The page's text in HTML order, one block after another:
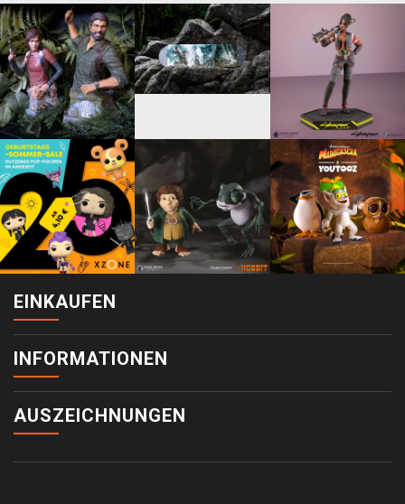
EINKAUFEN
INFORMATIONEN
AUSZEICHNUNGEN